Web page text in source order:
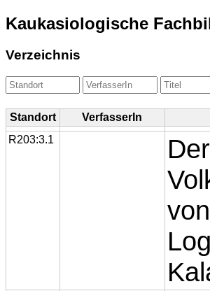
Kaukasiologische
Verzeichnis
Standort
VerfasserIn
R203:3.1